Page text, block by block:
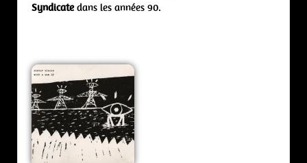
Syndicatedans les années 90.